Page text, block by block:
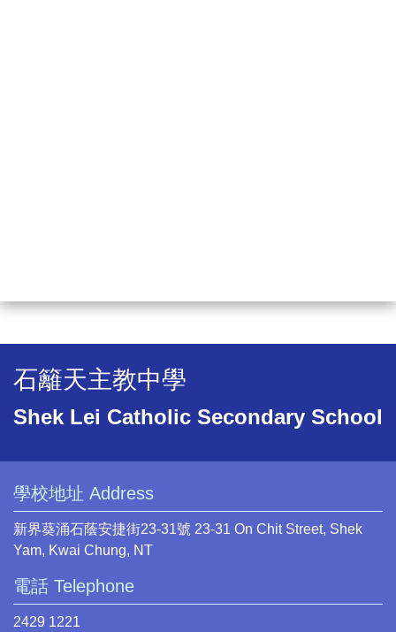
石籬天主教中學
Shek Lei Catholic Secondary School
學校地址 Address
新界葵涌石蔭安捷街23-31號 23-31 On Chit Street, Shek
Yam, Kwai Chung, NT
電話 Telephone
2429 1221